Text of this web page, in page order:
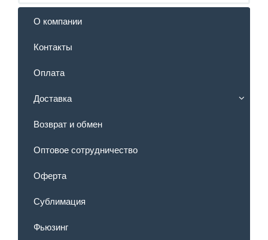
О компании
Контакты
Оплата
Доставка
Возврат и обмен
Оптовое сотрудничество
Оферта
Сублимация
Фьюзинг